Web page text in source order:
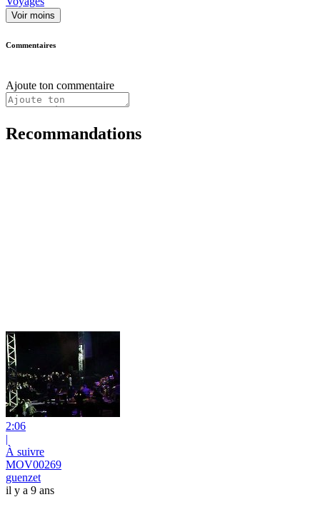
Voir moins
Commentaires
Ajoute ton commentaire
Recommandations
2:06
|
À suivre
MOV00269
guenzet
il y a 9 ans